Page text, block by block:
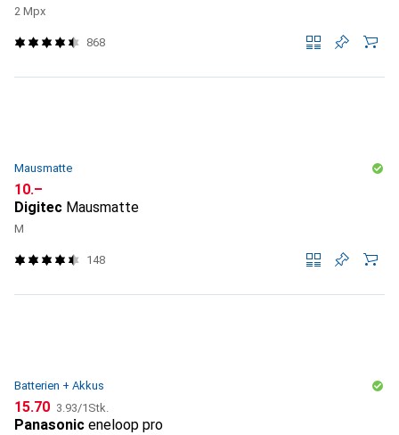
2 Mpx
868
Mausmatte
CHF
10.–
Digitec Mausmatte
M
148
Batterien + Akkus
CHF
15.70 CHF
3.93/1Stk.
Panasonic eneloop pro